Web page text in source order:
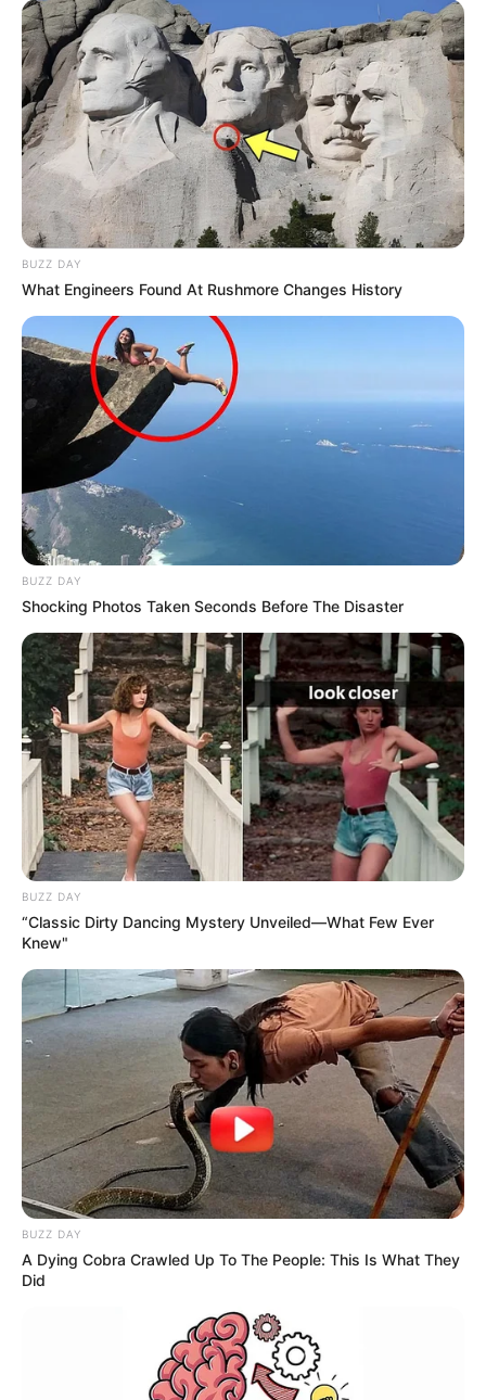
BUZZ DAY
What Engineers Found At Rushmore Changes History
BUZZ DAY
Shocking Photos Taken Seconds Before The Disaster
BUZZ DAY
“Classic Dirty Dancing Mystery Unveiled—What Few Ever
Knew"
BUZZ DAY
A Dying Cobra Crawled Up To The People: This Is What They
Did